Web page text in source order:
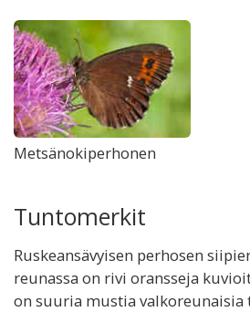
Metsänokiperhonen
Tuntomerkit
Ruskeansävyisen perhosen
reunassa on rivi oransseja
on suuria mustia valkoreunaisia